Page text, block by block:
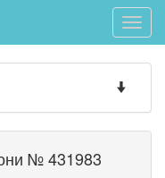
Toggle
Toggle
№ 431983